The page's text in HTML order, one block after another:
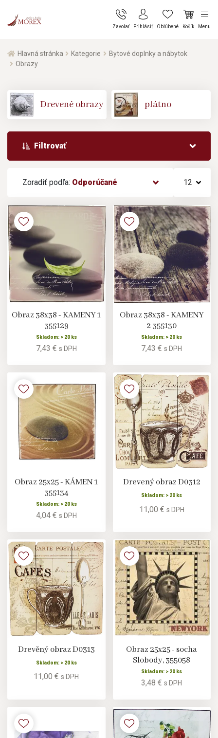
Zavolať Prihlásiť Obľúbené Košík Menu
Hlavná stránka Kategorie
Bytové doplnky a nábytok
Obrazy
Drevené obrazy plátno
Zoradiť podľa: Odporúčané 12
Filtrovať
Obraz 38x38 - KAMENY 1
355129
Skladom: > 20 ks
7,43 € s DPH
Obraz 38x38 - KAMENY
2 355130
Skladom: > 20 ks
7,43 €s DPH
Obraz 25x25 - KÁMEN 1
355134
Skladom: > 20 ks
4,04 € s DPH
Drevený obraz D0312
Skladom: > 20 ks
11,00 € s DPH
Drevěný obraz D0313
Skladom: > 20 ks
11,00 €s DPH
Obraz 25x25 - socha
Slobody, 355058
Skladom: > 20 ks
3,48 €s DPH